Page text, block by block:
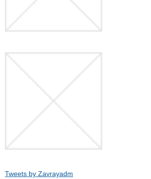
Tweets by Zavrayadm